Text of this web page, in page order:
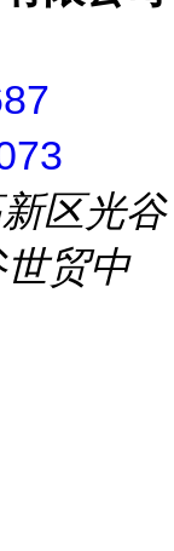
区光谷
贸中